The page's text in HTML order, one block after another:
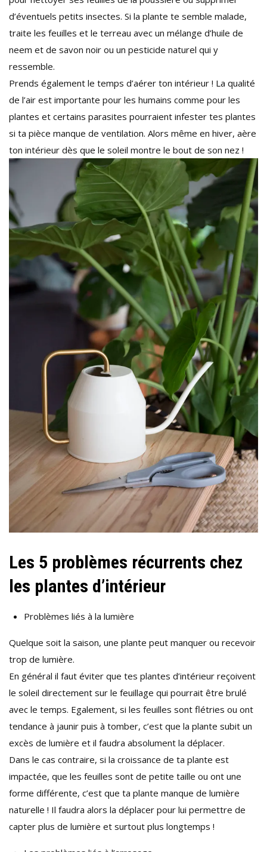
d’éventuels petits insectes. Si la plante te semble malade,
traite les feuilles et le terreau avec un mélange d’huile de
neem et de savon noir ou un pesticide naturel qui y
ressemble.
Prends également le temps d’aérer ton intérieur ! La qualité
de l’air est importante pour les humains comme pour les
plantes et certains parasites pourraient infester tes plantes
si ta pièce manque de ventilation. Alors même en hiver, aère
ton intérieur dès que le soleil montre le bout de son nez !
Les 5 problèmes récurrents chez
les plantes d’intérieur
Problèmes liés à la lumière
Quelque soit la saison, une plante peut manquer ou recevoir
trop de lumière.
En général il faut éviter que tes plantes d’intérieur reçoivent
le soleil directement sur le feuillage qui pourrait être brulé
avec le temps. Egalement, si les feuilles sont flétries ou ont
tendance à jaunir puis à tomber, c’est que la plante subit un
excès de lumière et il faudra absolument la déplacer.
Dans le cas contraire, si la croissance de ta plante est
impactée, que les feuilles sont de petite taille ou ont une
forme différente, c’est que ta plante manque de lumière
naturelle ! Il faudra alors la déplacer pour lui permettre de
capter plus de lumière et surtout plus longtemps !